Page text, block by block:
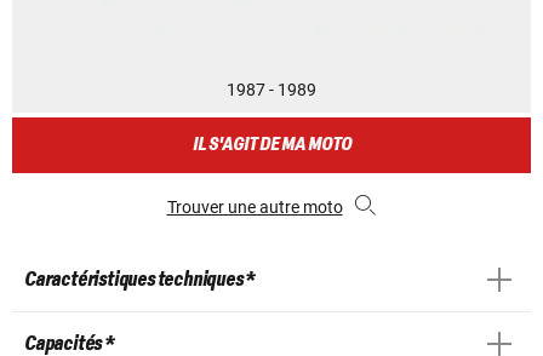
1987 - 1989
IL S'AGIT DE MA MOTO
Trouver une autre moto
Caractéristiques techniques *
Capacités *